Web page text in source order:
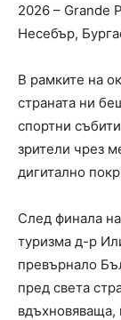
2026 – Grande
Несебър,
В рамките на
страната ни
спортни
зрители чрез
дигитално
След финала
туризма д-р
превърнало
пред света
вдъхновяваща,